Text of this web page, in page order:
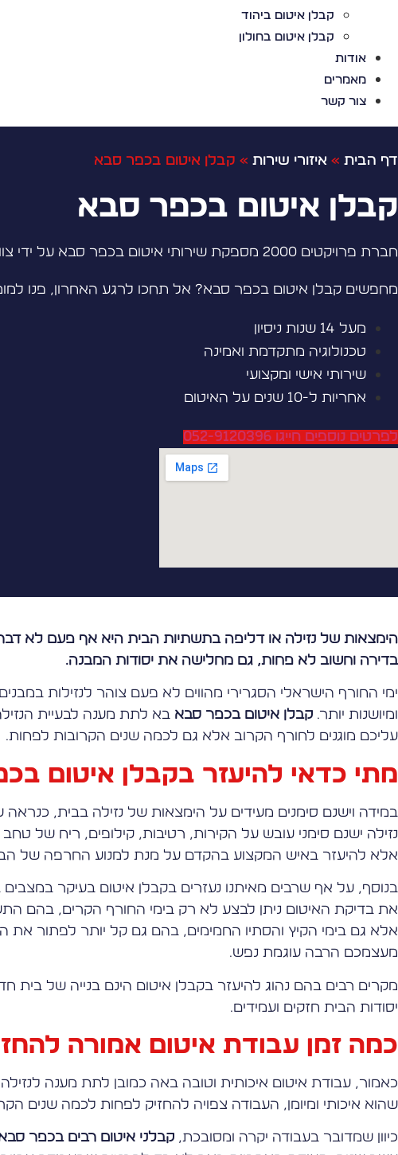
קבלן איטום ביהוד
קבלן איטום בחולון
אודות
מאמרים
צור קשר
דף הבית » איזורי שירות » קבלן איטום בכפר סבא
קבלן איטום בכפר סבא
חברת פרויקטים 2000 מספקת שירותי איטום בכפר סבא על ידי צוות מקצועי ומנוסה, טכנולוגיה מתקדמת וניסיון של מעל 20 שנה.
מחפשים קבלן איטום בכפר סבא? אל תחכו לרגע האחרון, פנו
מעל 14 שנות ניסיון
טכנולוגיה מתקדמת ואמינה
שירותי אישי ומקצועי
אחריות ל-10 שנים על האיטום
לפרטים נוספים חייגו 052-9120396
הימצאות של נזילה או דליפה בתשתיות הבית היא אף פעם לא
בדירה וחשוב לא פחות, גם מחלישה את יסודות המבנה.
ימי החורף הישראלי הסגרירי מהווים לא פעם צוהר לנזילות
ומיושנות יותר. קבלן איטום בכפר סבא בא לתת מענה לבעיית
עליכם מוגנים לחורף הקרוב אלא גם לכמה שנים הקרובות לפחות.
מתי כדאי להיעזר בקבלן איטום
במידה וישנם סימנים מעידים על הימצאות של נזילה בבית,
נזילה ישנם סימני עובש על הקירות, רטיבות, קילופים, ריח של
אלא להיעזר באיש המקצוע בהקדם על מנת למנוע החרפה של
בנוסף, על אף שרבים מאיתנו נעזרים בקבלן איטום בעיקר
את בדיקת האיטום ניתן לבצע לא רק בימי החורף הקרים, בהם
אלא גם בימי הקיץ והסתיו החמימים, בהם גם קל יותר לפתור את
מעצמכם הרבה עוגמת נפש.
מקרים רבים בהם נהוג להיעזר בקבלן איטום הינם בנייה של
יסודות הבית חזקים ועמידים.
כמה זמן עבודת איטום אמורה
כאמור, עבודת איטום איכותית וטובה באה כמובן לתת מענה
שהוא איכותי ומיומן, העבודה צפויה להחזיק לפחות לכמה שנים
כיוון שמדובר בעבודה יקרה ומסובכת, קבלני איטום רבים בכפר